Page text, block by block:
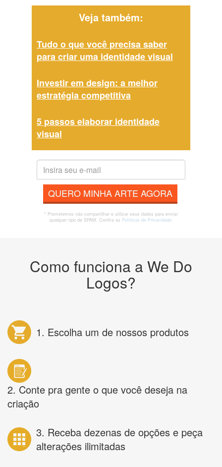
Veja também:
Tudo o que você precisa saber
para criar uma identidade visual
Investir em design: a melhor
estratégia competitiva
5 passos elaborar identidade
visual
QUERO MINHA ARTE AGORA
* Prometemos não compartilhar e utilizar seus dados para enviar
qualquer tipo de SPAM. Confira as Políticas de Privacidade.
Como funciona a We Do
Logos?
1. Escolha um de nossos produtos
2. Conte pra gente o que você deseja na
criação
3. Receba dezenas de opções e peça
alterações ilimitadas